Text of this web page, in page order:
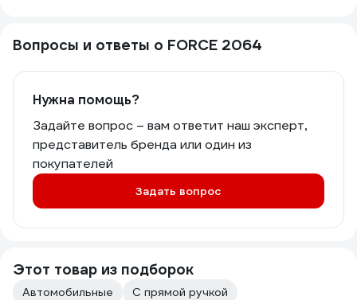
Вопросы и ответы о FORCE 2064
Нужна помощь?
Задайте вопрос – вам ответит наш эксперт,
представитель бренда или один из
покупателей
Задать вопрос
Этот товар из подборок
Автомобильные
С прямой ручкой